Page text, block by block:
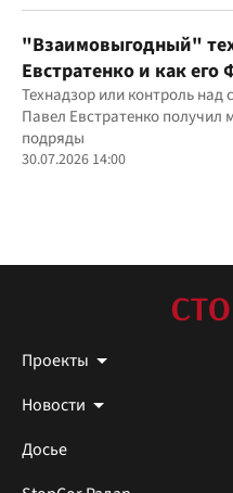
юрисдикций
"Взаимовыгодный"
Евстратенко и как
бюджетным
Технадзор или контроль над
Павел Евстратенко получил
подряды
30.07.2026 14:00
Проекты
Новости
Досье